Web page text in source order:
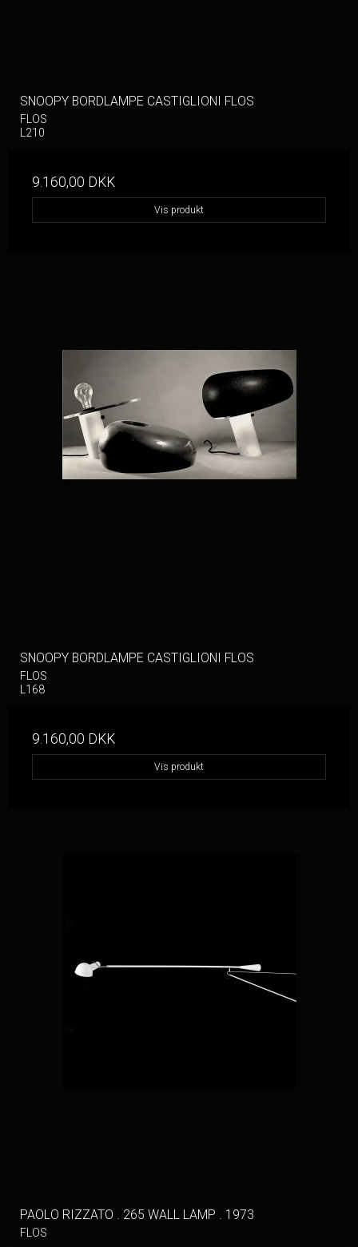
SNOOPY BORDLAMPE CASTIGLIONI FLOS
FLOS
L210
9.160,00 DKK
Vis produkt
SNOOPY BORDLAMPE CASTIGLIONI FLOS
FLOS
L168
9.160,00 DKK
Vis produkt
PAOLO RIZZATO . 265 WALL LAMP . 1973
FLOS